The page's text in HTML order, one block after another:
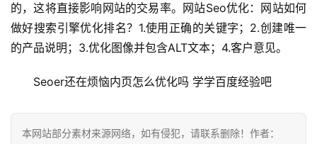
的，这将直接影响网站的交易率。网站Seo优化：网站如何
做好搜索引擎优化排名？1.使用正确的关键字；2.创建唯一
的产品说明；3.优化图像并包含ALT文本；4.客户意见。
Seoer还在烦恼内页怎么优化吗 学学百度经验吧
本网站部分素材来源网络，如有侵犯，请联系删除！作者：